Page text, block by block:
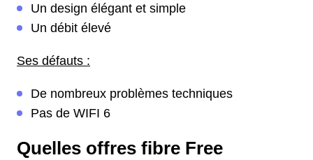
Un design élégant et simple
Un débit élevé
Ses défauts :
De nombreux problèmes techniques
Pas de WIFI 6
Quelles offres fibre Free